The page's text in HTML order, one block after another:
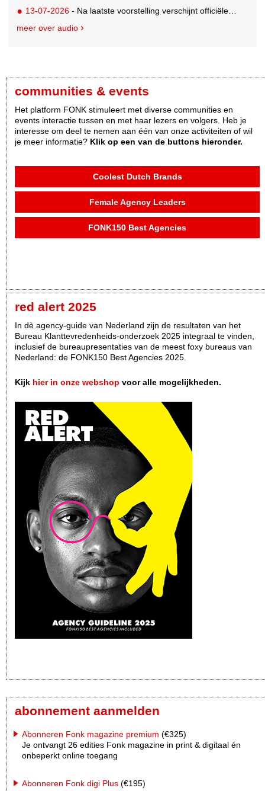
13-07-2026 - Na laatste voorstelling verschijnt officiële podcast over Soldaat van Oranje - De Musical
meer over audio
communities & events
Het platform FONK stimuleert met diverse communities en
events interactie tussen en met haar lezers en volgers. Heb je
interesse om deel te nemen aan één van onze activiteiten of wil
je meer informatie? Klik op een van de buttons hieronder.
Coolest Dutch Brands
Female Agency Leaders
FONK150 Best Agencies
red alert 2025
In dè agency-guide van Nederland zijn de resultaten van het
Bureau Klanttevredenheids-onderzoek 2025 integraal te vinden,
inclusief de bureaupresentaties van de meest foxy bureaus van
Nederland: de FONK150 Best Agencies 2025.
Kijk hier in onze webshop voor alle mogelijkheden.
abonnement aanmelden
Abonneren Fonk magazine premium (€325)
Je ontvangt 26 edities Fonk magazine in print & digitaal én
onbeperkt online toegang
Abonneren Fonk digi Plus (€195)